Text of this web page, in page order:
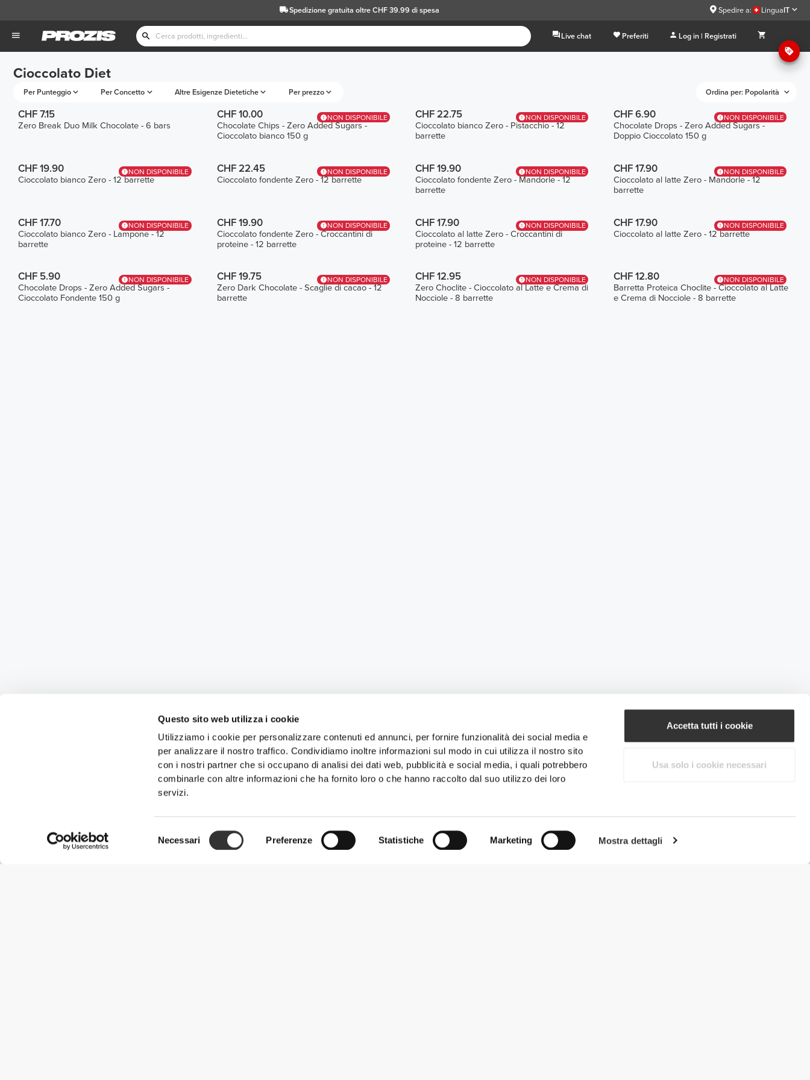
Questo sito web utilizza i cookie
Utilizziamo i cookie per personalizzare contenuti ed annunci, per fornire funzionalità dei social media e
per analizzare il nostro traffico. Condividiamo inoltre informazioni sul modo in cui utilizza il nostro sito
con i nostri partner che si occupano di analisi dei dati web, pubblicità e social media, i quali potrebbero
combinarle con altre informazioni che ha fornito loro o che hanno raccolto dal suo utilizzo dei loro
servizi.
del
Necessari Preferenze Statistiche Marketing Mostra dettagli
Accetta tutti i cookie
Usa solo i cookie necessari
Spedizione gratuita oltre CHF 39.99 di spesa Spedire a: LinguaIT
Live chat Preferiti Log in | Registrati
Cioccolato Diet
Per Punteggio Per Concetto Altre Esigenze Dietetiche Per prezzo Ordina per: Popolarità
CHF 7.15
Zero Break Duo Milk Chocolate - 6 bars
NON DISPONIBILE
CHF 10.00
Chocolate Chips - Zero Added Sugars -
Cioccolato bianco 150 g
NON DISPONIBILE
CHF 22.75
Cioccolato bianco Zero - Pistacchio - 12
barrette
NON DISPONIBILE
CHF 6.90
Chocolate Drops - Zero Added Sugars -
Doppio Cioccolato 150 g
NON DISPONIBILE
CHF 19.90
Cioccolato bianco Zero - 12 barrette
NON DISPONIBILE
CHF 22.45
Cioccolato fondente Zero - 12 barrette
NON DISPONIBILE
CHF 19.90
Cioccolato fondente Zero - Mandorle - 12
barrette
NON DISPONIBILE
CHF 17.90
Cioccolato al latte Zero - Mandorle - 12
barrette
NON DISPONIBILE
CHF 17.70
Cioccolato bianco Zero - Lampone - 12
barrette
NON DISPONIBILE
CHF 19.90
Cioccolato fondente Zero - Croccantini di
proteine - 12 barrette
NON DISPONIBILE
CHF 17.90
Cioccolato al latte Zero - Croccantini di
proteine - 12 barrette
NON DISPONIBILE
CHF 17.90
Cioccolato al latte Zero - 12 barrette
NON DISPONIBILE
CHF 5.90
Chocolate Drops - Zero Added Sugars -
Cioccolato Fondente 150 g
NON DISPONIBILE
CHF 19.75
Zero Dark Chocolate - Scaglie di cacao - 12
barrette
NON DISPONIBILE
CHF 12.95
Zero Choclite - Cioccolato al Latte e Crema di
Nocciole - 8 barrette
NON DISPONIBILE
CHF 12.80
Barretta Proteica Choclite - Cioccolato al Latte
e Crema di Nocciole - 8 barrette